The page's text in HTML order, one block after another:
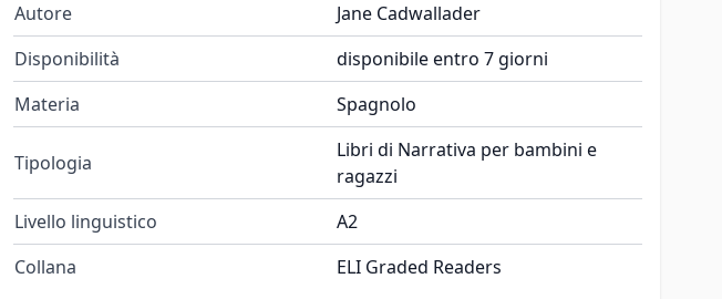
Autore
Jane Cadwallader
Disponibilità
disponibile entro 7 giorni
Materia
Spagnolo
Tipologia
Libri di Narrativa per bambini e
ragazzi
Livello linguistico
A2
Collana
ELI Graded Readers